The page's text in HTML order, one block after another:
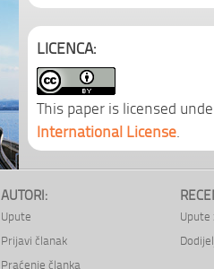
LICENCA:
This paper is licensed
International License
AUTORI:
Upute
Prijavi članak
Praćenje članka
Upute